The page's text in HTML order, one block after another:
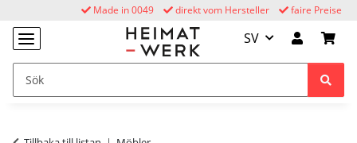
faire Preise
direkt vom Hersteller
Made in 0049
SV